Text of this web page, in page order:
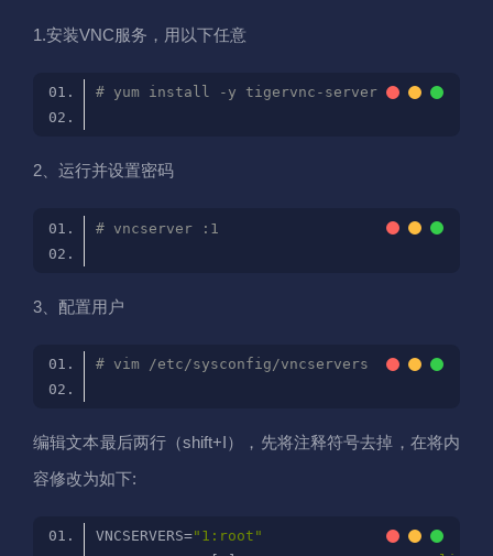
1.安装VNC服务，用以下任意
# yum install -y tigervnc-server
2、运行并设置密码
# vncserver :1
3、配置用户
# vim /etc/sysconfig/vncservers
编辑文本最后两行（shift+I），先将注释符号去掉，在将内
容修改为如下:
VNCSERVERS="1:root"